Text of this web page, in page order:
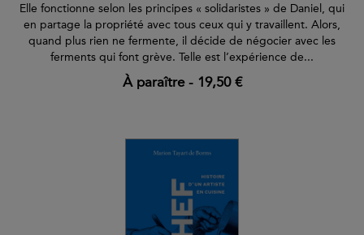
Elle fonctionne selon les principes « solidaristes » de Daniel, qui
en partage la propriété avec tous ceux qui y travaillent. Alors,
quand plus rien ne fermente, il décide de négocier avec les
ferments qui font grève. Telle est l’expérience de...
À paraître- 19,50 €